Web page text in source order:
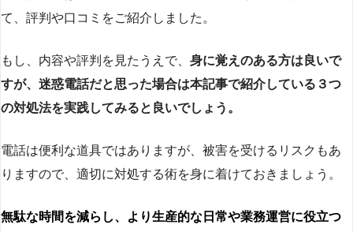
て、評判や口コミをご紹介しました。
もし、内容や評判を見たうえで、 身に覚えのある方は良いで
すが、迷惑電話だと思った場合は本記事で紹介している３つ
の対処法を実践してみると良いでしょう。
電話は便利な道具ではありますが、被害を受けるリスクもあ
りますので、適切に対処する術を身に着けておきましょう。
無駄な時間を減らし、より生産的な日常や業務運営に役立つ